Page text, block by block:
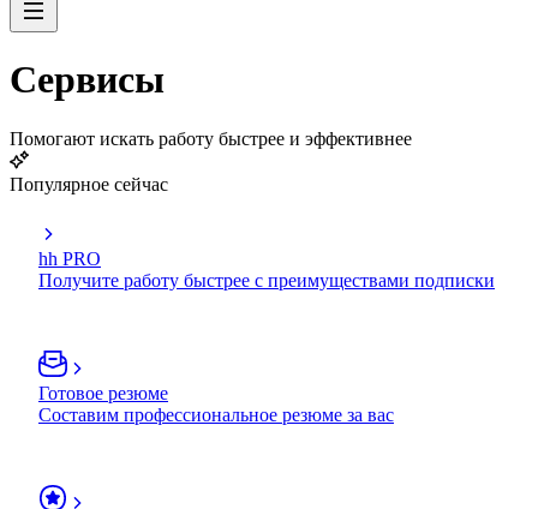
Сервисы
Помогают искать работу быстрее и эффективнее
Популярное сейчас
hh PRO
Получите работу быстрее с преимуществами подписки
Готовое резюме
Составим профессиональное резюме за вас